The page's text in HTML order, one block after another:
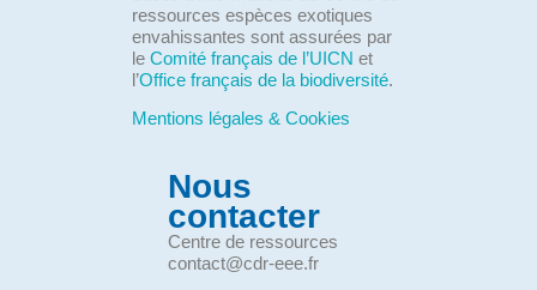
ressources espèces exotiques
envahissantes sont assurées par
le Comité français de l’UICN et
l’Office français de la biodiversité.
Mentions légales & Cookies
Nous
contacter
Centre de ressources
contact@cdr-eee.fr